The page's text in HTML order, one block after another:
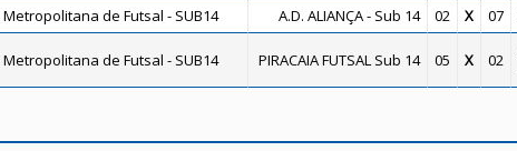
Metropolitana de Futsal - SUB14 A.D. ALIANÇA - Sub 14 02 X 07
Metropolitana de Futsal - SUB14 PIRACAIA FUTSAL Sub 14 05 X 02